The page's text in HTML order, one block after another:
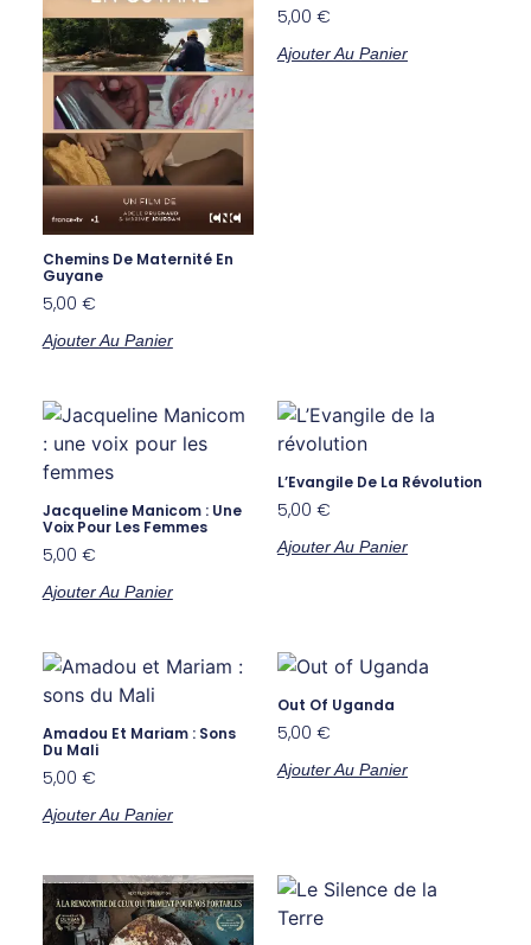
Chemins De Maternité En
Guyane
5,00 €
Ajouter Au Panier
5,00 €
Ajouter Au Panier
Jacqueline Manicom : Une
Voix Pour Les Femmes
5,00 €
Ajouter Au Panier
L’Evangile De La Révolution
5,00 €
Ajouter Au Panier
Amadou Et Mariam : Sons
Du Mali
5,00 €
Ajouter Au Panier
Out Of Uganda
5,00 €
Ajouter Au Panier